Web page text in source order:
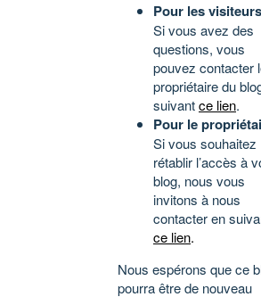
Pour les visiteurs
Si vous avez des
questions, vous
pouvez contacter
propriétaire du
suivantce lien.
Pour le
Si vous souhaitez
rétablir l’accès à
blog, nous vous
invitons à nous
contacter en
ce lien.
Nous espérons que ce
pourra être de nouveau